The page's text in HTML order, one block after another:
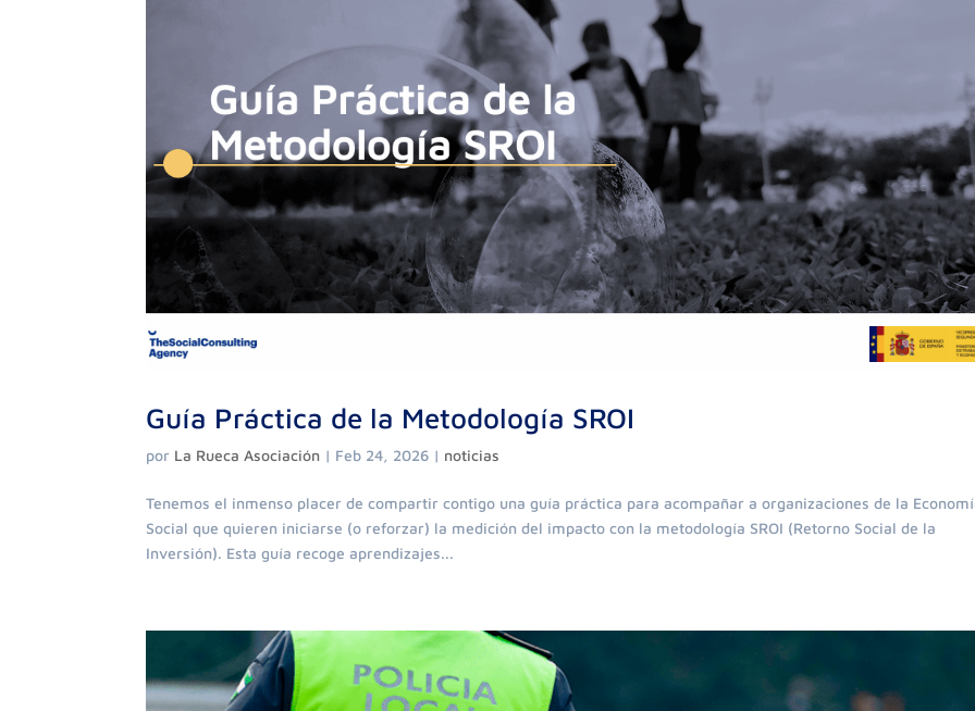
Guía Práctica de la Metodología SROI
por La Rueca Asociación | Feb 24, 2026 | noticias
Tenemos el inmenso placer de compartir contigo una guía práctica para acompañar a organizaciones de la
Social que quieren iniciarse (o reforzar) la medición del impacto con la metodología SROI (Retorno Social de la
Inversión). Esta guía recoge aprendizajes...